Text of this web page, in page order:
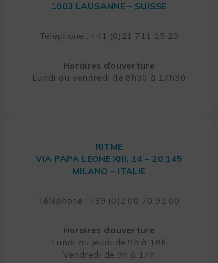
1003 LAUSANNE – SUISSE
Téléphone : +41 (0)21 711 15 20
Horaires d’ouverture
Lundi au vendredi de 8h30 à 17h30
RITME
VIA PAPA LEONE XIII, 14 – 20 145
MILANO – ITALIE
Téléphone : +39 (0)2 00 70 92 00
Horaires d’ouverture
Lundi au jeudi de 9h à 18h
Vendredi de 9h à 17h